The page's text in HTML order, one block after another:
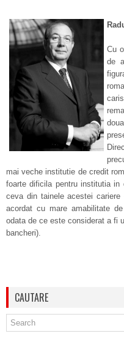
Cu
de
mai veche institutie de credit
foarte dificila pentru institutia
ceva din tainele acestei
acordat cu mare amabilitate
odata de ce este considerat a fi
bancheri).
CAUTARE